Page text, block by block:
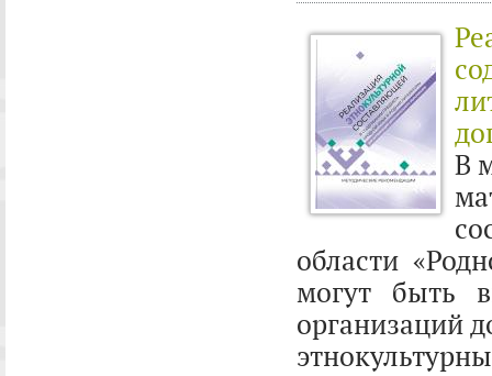
В
области
могут быть
организаций